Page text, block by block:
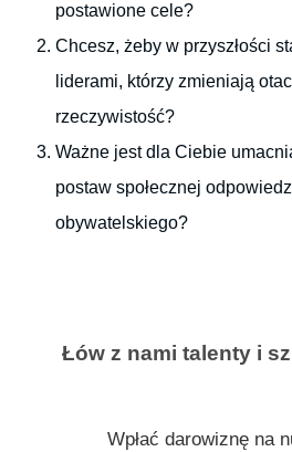
postawione cele?
Chcesz, żeby w przyszłości
liderami, którzy zmieniają
rzeczywistość?
Ważne jest dla Ciebie
postaw społecznej
obywatelskiego?
Łów z nami talenty i
Wpłać darowiznę na